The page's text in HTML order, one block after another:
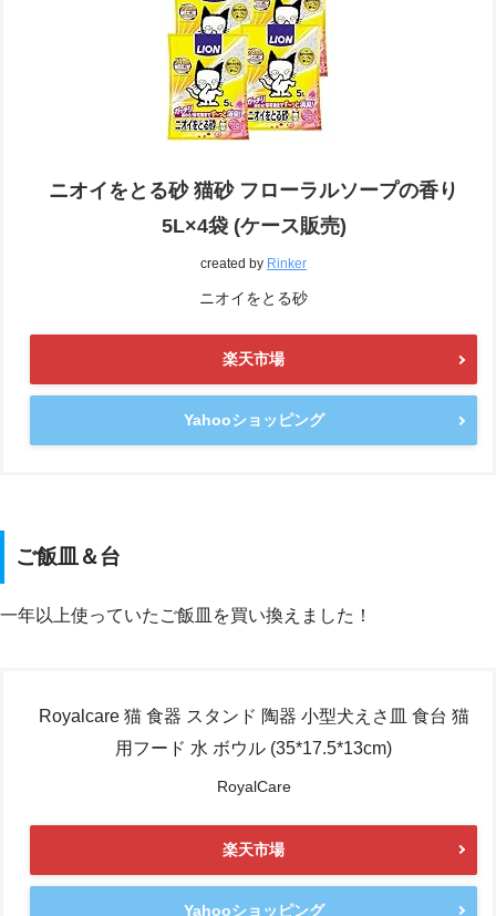
ニオイをとる砂 猫砂 フローラルソープの香り
5L×4袋 (ケース販売)
created by Rinker
ニオイをとる砂
楽天市場
Yahooショッピング
ご飯皿＆台
一年以上使っていたご飯皿を買い換えました！
Royalcare 猫 食器 スタンド 陶器 小型犬えさ皿 食台 猫
用フード 水 ボウル (35*17.5*13cm)
RoyalCare
楽天市場
Yahooショッピング